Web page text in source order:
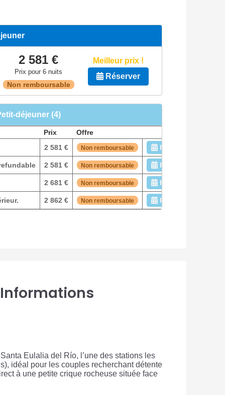
2 581 €
Prix pour 6 nuits
Non remboursable
Meilleur prix !
Réserver
déjeuner (4)
Prix
Offre
2 581 €
Non remboursable Réserver
2 581 € Non remboursable Réserver
2 681 € Non remboursable Réserver
2 862 € Non remboursable Réserver
Eulalia del Río, l’une des stations les
idéal pour les couples recherchant détente
à une petite crique rocheuse située face